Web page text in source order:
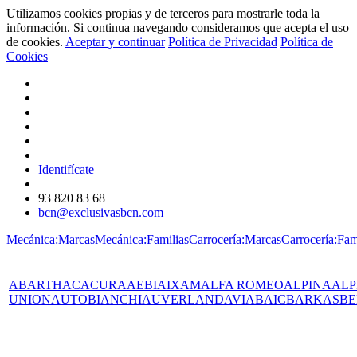
Utilizamos cookies propias y de terceros para mostrarle toda la
información. Si continua navegando consideramos que acepta el uso
de cookies. Aceptar y continuar Política de Privacidad Política de
Cookies
Identifícate
93 820 83 68
bcn@exclusivasbcn.com
Mecánica:MarcasMecánica:FamiliasCarrocería:Marcas
ABARTHACACURAAEBIAIXAMALFA ROMEOALPINA
UNIONAUTOBIANCHIAUVERLANDAVIABAICBARKAS